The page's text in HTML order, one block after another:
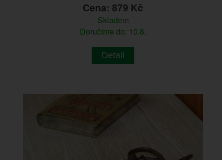
Cena: 879 Kč
Skladem
Doručíme do: 10.8.
Detail